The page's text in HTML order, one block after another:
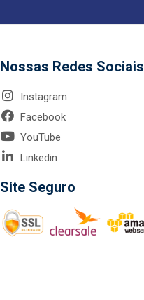
Nossas Redes Sociais
Instagram
Facebook
YouTube
Linkedin
Site Seguro